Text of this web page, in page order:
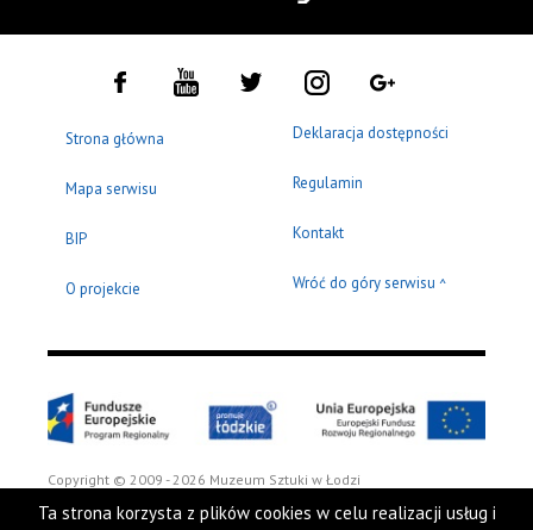
Strona główna
Mapa serwisu
BIP
O projekcie
Deklaracja dostępności
Regulamin
Kontakt
Wróć do góry serwisu ^
Copyright © 2009 - 2026 Muzeum Sztuki w Łodzi
Ta strona korzysta z plików cookies w celu realizacji usług i